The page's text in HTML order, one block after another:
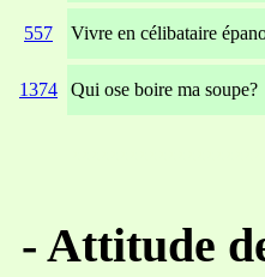
557 Vivre en célibataire
1374 Qui ose boire ma soupe?
- Attitude